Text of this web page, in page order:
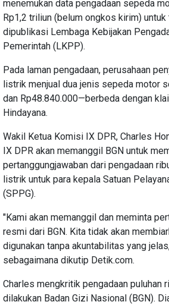
menemukan data pengadaan sepeda
Rp1,2 triliun (belum ongkos kirim) untuk
dipublikasi Lembaga Kebijakan
Pemerintah (LKPP).
Pada laman pengadaan, perusahaan
listrik menjual dua jenis sepeda motor
dan Rp48.840.000—berbeda dengan
Hindayana.
Wakil Ketua Komisi IX DPR, Charles
IX DPR akan memanggil BGN untuk
pertanggungjawaban dari pengadaan
listrik untuk para kepala Satuan
(SPPG).
"Kami akan memanggil dan meminta
resmi dari BGN. Kita tidak akan
digunakan tanpa akuntabilitas yang
sebagaimana dikutip Detik.com.
Charles mengkritik pengadaan puluhan
dilakukan Badan Gizi Nasional (BGN).